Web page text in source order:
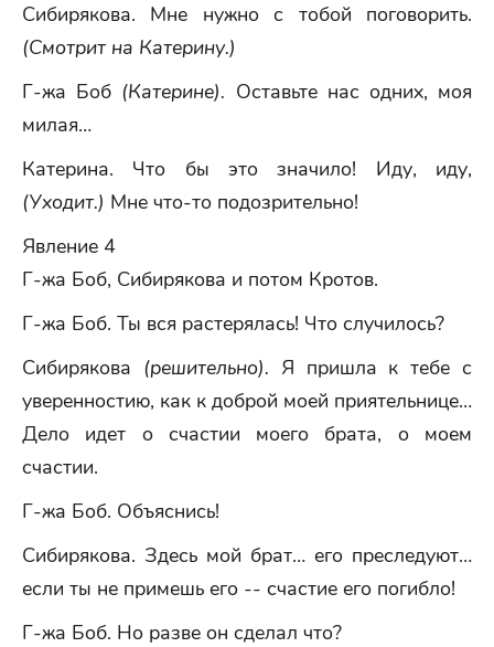
Сибирякова. Мне нужно с тобой поговорить.
(Смотрит на Катерину.)
Г-жа Боб (Катерине). Оставьте нас одних, моя
милая…
Катерина. Что бы это значило! Иду, иду,
(Уходит.) Мне что-то подозрительно!
Явление 4
Г-жа Боб, Сибирякова и потом Кротов.
Г-жа Боб. Ты вся растерялась! Что случилось?
Сибирякова (решительно). Я пришла к тебе с
уверенностию, как к доброй моей приятельнице…
Дело идет о счастии моего брата, о моем
счастии.
Г-жа Боб. Объяснись!
Сибирякова. Здесь мой брат… его преследуют…
если ты не примешь его -- счастие его погибло!
Г-жа Боб. Но разве он сделал что?